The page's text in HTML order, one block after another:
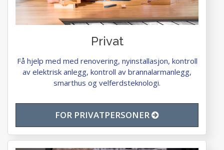
Privat
Få hjelp med med renovering, nyinstallasjon, kontroll
av elektrisk anlegg, kontroll av brannalarmanlegg,
smarthus og velferdsteknologi.
FOR PRIVATPERSONER